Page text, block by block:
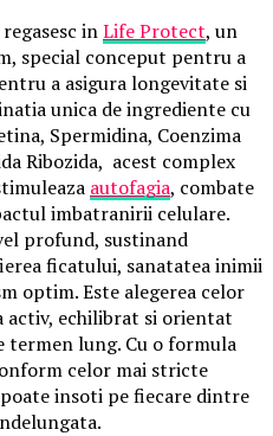
inLife Protect, un
special conceput pentru a
a asigura longevitate si
unica de ingrediente cu
Spermidina, Coenzima
Ribozida, acest complex
autofagia, combate
imbatranirii celulare.
profund, sustinand
ficatului, sanatatea inimii
optim. Este alegerea celor
activ, echilibrat si orientat
lung. Cu o formula
celor mai stricte
insoti pe fiecare dintre